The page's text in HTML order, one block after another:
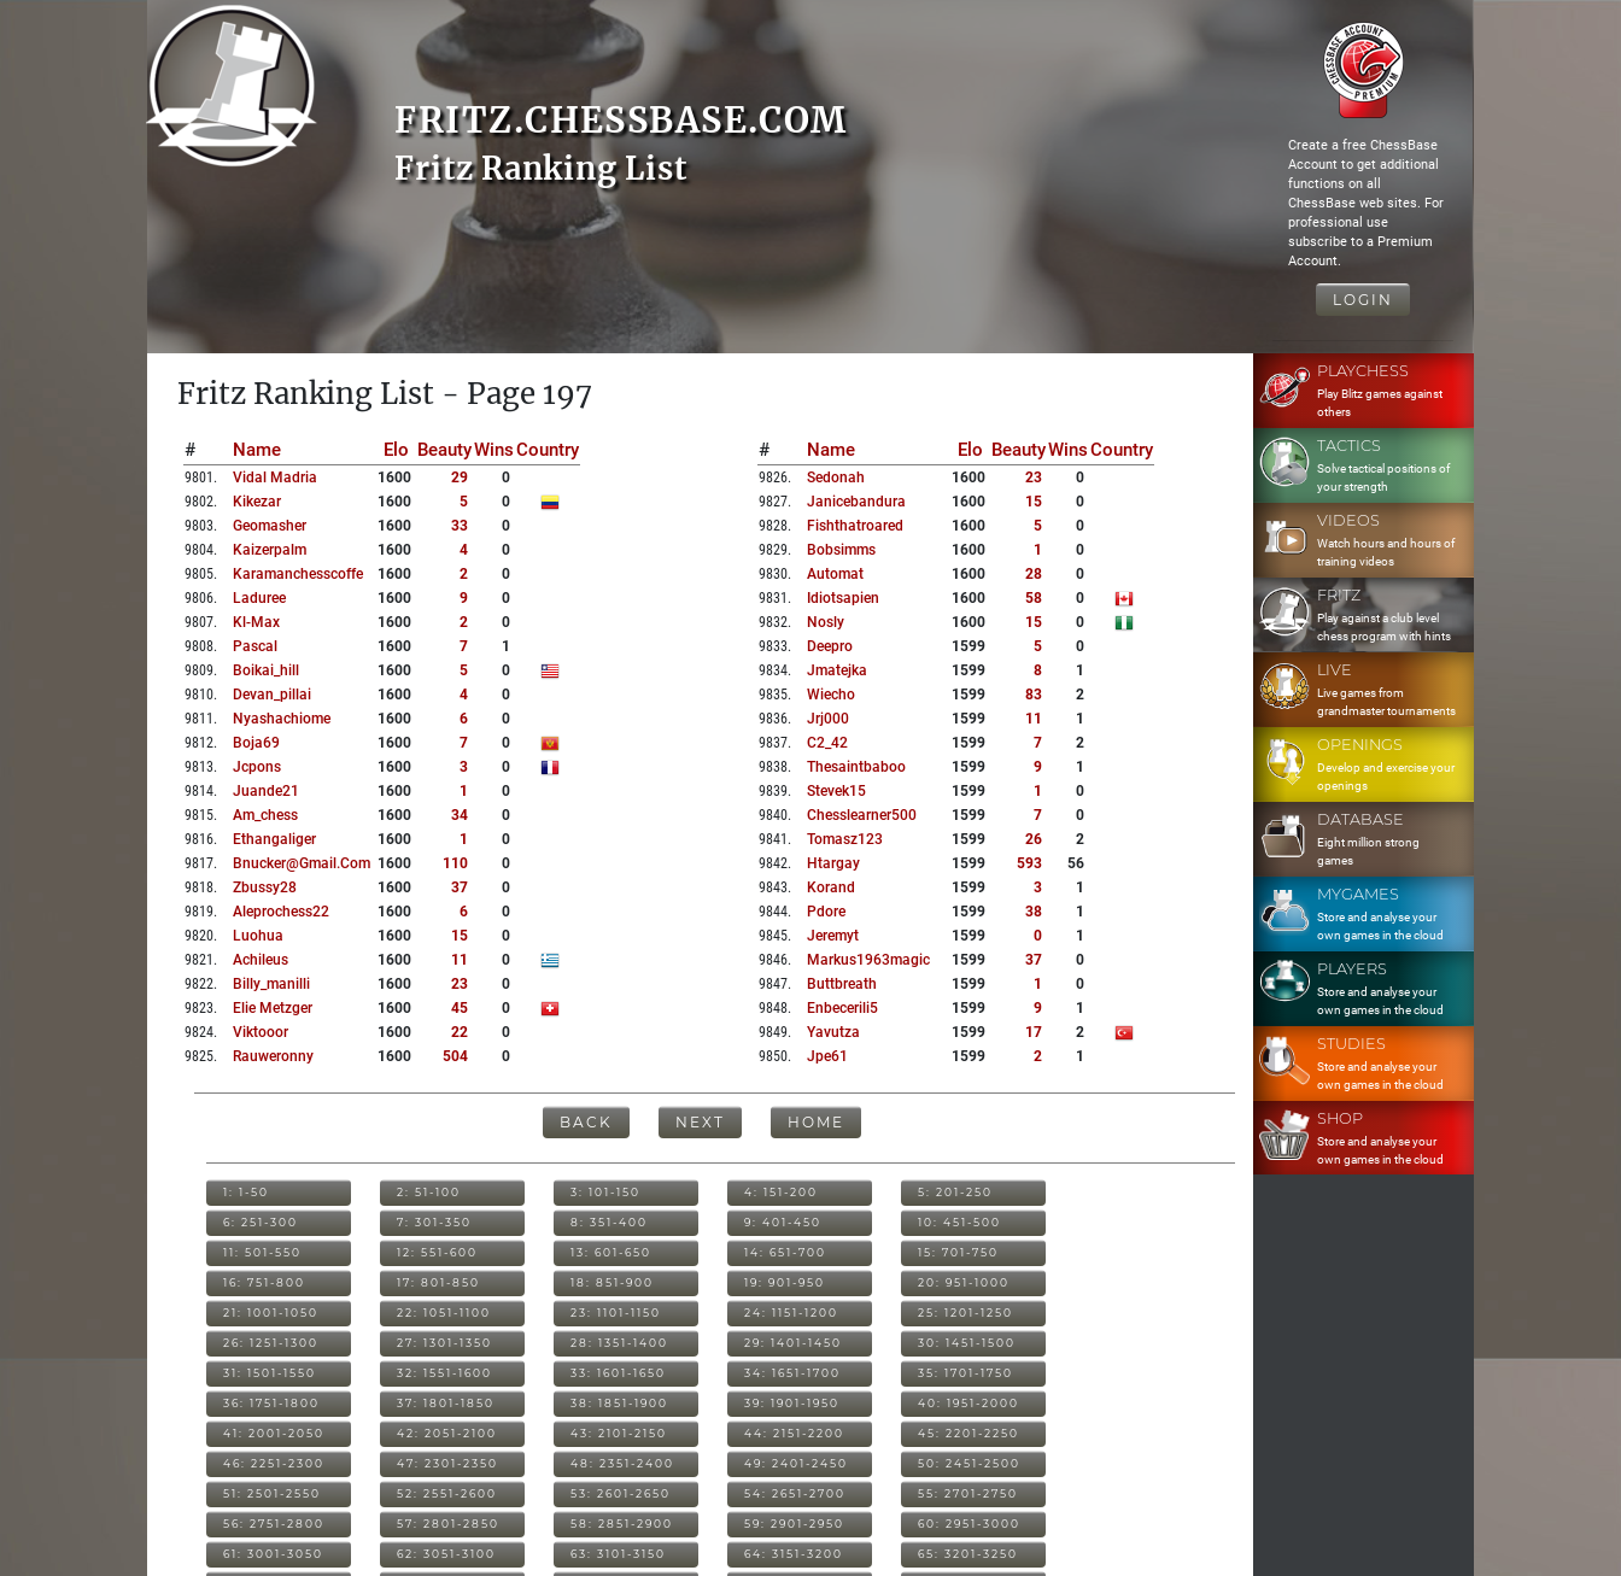
FRITZ.CHESSBASE.COM
Fritz Ranking List
Create a free ChessBase
Account to get additional
functions on all
ChessBase web sites. For
professional use
subscribe to a Premium
Account.
LOGIN
Fritz Ranking List - Page 197
# Name Elo BeautyWinsCountry
9801 . Vidal Madria 1600 29
0
9802. Kikezar 1600 5
0
9803. Geomasher 1600 33
0
9804. Kaizerpalm 1600 4
0
9805. Karamanchesscoffe 1600 2
0
9806. Laduree 1600 9
0
9807. Kl-Max 1600 2
0
9808. Pascal 1600 7
1
9809. Boikai_hill 1600 5
0
9810. Devan_pillai 1600 4
0
9811 . Nyashachiome 1600 6
0
9812. Boja69 1600 7
0
9813. Jcpons 1600 3
0
9814. Juande21 1600 1
0
9815. Am_chess 1600 34
0
9816. Ethangaliger 1600 1
0
9817. Bnucker@gmail.com 1600 110
0
9818. Zbussy28 1600 37
0
9819. Aleprochess22 1600 6
0
9820. Luohua 1600 15
0
9821 . Achileus 1600 11
0
9822. Billy_manilli 1600 23
0
9823. Elie Metzger 1600 45
0
9824. Viktooor 1600 22
0
9825. Rauweronny 1600 504 0
# Name Elo BeautyWinsCountry
9826. Sedonah 1600 23
0
9827. Janicebandura 1600 15
0
9828. Fishthatroared 1600 5
0
9829. Bobsimms 1600 1
0
9830. Automat 1600 28
0
9831 . Idiotsapien 1600 58
0
9832. Nosly 1600 15
0
9833. Deepro 1599 5
0
9834. Jmatejka 1599 8
1
9835. Wiecho 1599 83
2
9836. Jrj000 1599 11
1
9837. C2_42 1599 7
2
9838. Thesaintbaboo 1599 9
1
9839. Stevek15 1599 1
0
9840. Chesslearner500 1599 7
0
9841 . Tomasz123 1599 26
2
9842. Htargay 1599 593
56
9843. Korand 1599 3
1
9844. Pdore 1599 38
1
9845. Jeremyt 1599 0
1
9846. Markus1963magic 1599 37
0
9847. Buttbreath 1599 1
0
9848. Enbecerili5 1599 9
1
9849. Yavutza 1599 17
2
9850. Jpe61 1599 2 1
BACK NEXT HOME
1: 1-50 2: 51-100 3: 101-150 4: 151-200 5: 201-250
6: 251-300 7: 301-350 8: 351-400 9: 401-450 10: 451-500
11: 501-550 12: 551-600 13: 601-650 14: 651-700 15: 701-750
16: 751-800 17: 801-850 18: 851-900 19: 901-950 20: 951-1000
21: 1001-1050 22: 1051-1100 23: 1101-1150 24: 1151-1200 25: 1201-1250
26: 1251-1300 27: 1301-1350 28: 1351-1400 29: 1401-1450 30: 1451-1500
31: 1501-1550 32: 1551-1600 33: 1601-1650 34: 1651-1700 35: 1701-1750
36: 1751-1800 37: 1801-1850 38: 1851-1900 39: 1901-1950 40: 1951-2000
41: 2001-2050 42: 2051-2100 43: 2101-2150 44: 2151-2200 45: 2201-2250
46: 2251-2300 47: 2301-2350 48: 2351-2400 49: 2401-2450 50: 2451-2500
51: 2501-2550 52: 2551-2600 53: 2601-2650 54: 2651-2700 55: 2701-2750
56: 2751-2800 57: 2801-2850 58: 2851-2900 59: 2901-2950 60: 2951-3000
61: 3001-3050 62: 3051-3100 63: 3101-3150 64: 3151-3200 65: 3201-3250
PLAYCHESS
Play Blitz games against
others
TACTICS
Solve tactical positions of
your strength
VIDEOS
Watch hours and hours of
training videos
FRITZ
Play against a club level
chess program with hints
LIVE
Live games from
grandmaster tournaments
OPENINGS
Develop and exercise your
openings
DATABASE
Eight million strong
games
MYGAMES
Store and analyse your
own games in the cloud
PLAYERS
Store and analyse your
own games in the cloud
STUDIES
Store and analyse your
own games in the cloud
SHOP
Store and analyse your
own games in the cloud